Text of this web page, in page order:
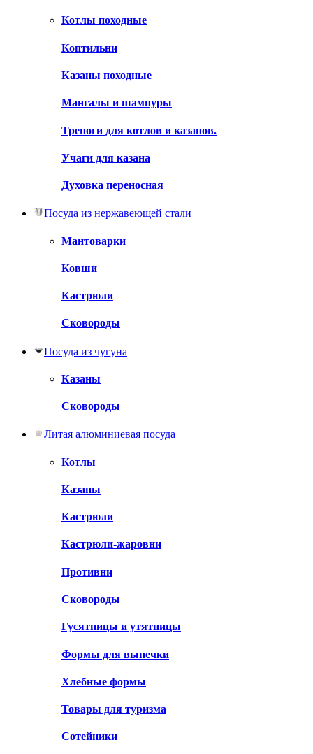
Котлы походные
Коптильни
Казаны походные
Мангалы и шампуры
Треноги для котлов и казанов.
Учаги для казана
Духовка переносная
Посуда из нержавеющей стали
Мантоварки
Ковши
Кастрюли
Сковороды
Посуда из чугуна
Казаны
Сковороды
Литая алюминиевая посуда
Котлы
Казаны
Кастрюли
Кастрюли-жаровни
Противни
Сковороды
Гусятницы и утятницы
Формы для выпечки
Хлебные формы
Товары для туризма
Сотейники